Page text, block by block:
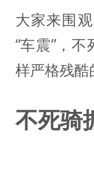
大家来围
“车震”，
样严格残酷
不死骑